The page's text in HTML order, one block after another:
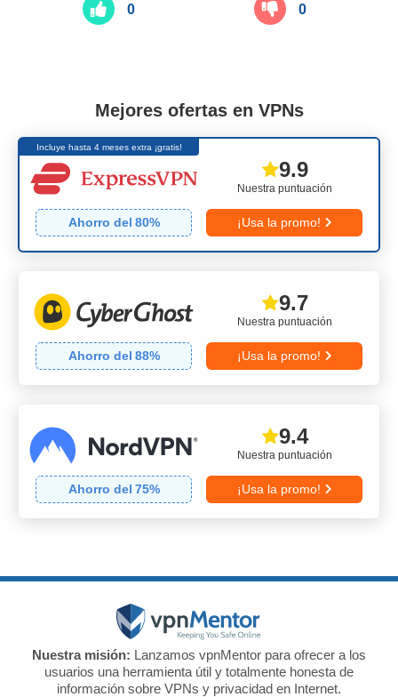
0 0
Mejores ofertas en VPNs
Incluye hasta 4 meses extra ¡gratis!
Nuestra puntuación
9.9
Ahorro del 80% ¡Usa la promo!
Nuestra puntuación
9.7
Ahorro del 88% ¡Usa la promo!
Nuestra puntuación
9.4
Ahorro del 75% ¡Usa la promo!
Nuestra misión: Lanzamos vpnMentor para ofrecer a los
usuarios una herramienta útil y totalmente honesta de
información sobre VPNs y privacidad en Internet.